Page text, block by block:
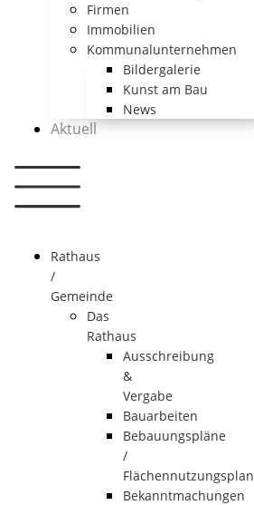
Firmen
Immobilien
Kommunalunternehmen
Bildergalerie
Kunst am Bau
News
Aktuell
Rathaus
/
Gemeinde
Das
Rathaus
Ausschreibung
&
Vergabe
Bauarbeiten
Bebauungspläne
/
Flächennutzungsplan
Bekanntmachungen